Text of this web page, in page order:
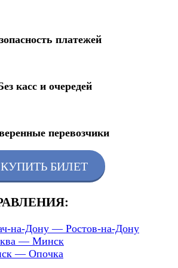
платежей
касс и очередей
перевозчики
КУПИТЬ БИЛЕТ
на-Дону — Ростов-на-Дону
— Минск
— Опочка